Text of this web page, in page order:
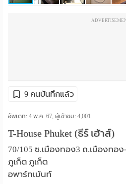
ห้อง
ประกาศ
ฟรี
9 คนบันทึกแล้ว
อัพเดท: 4 พ.ค. 67, ผู้เข้าชม:4,001
T-House Phuket (ธีร์ เฮ้าส์)
70/105 ซ.เมืองทอง3 ถ.เมืองทอง
ภูเก็ต ภูเก็ต
อพาร์ทเม้นท์